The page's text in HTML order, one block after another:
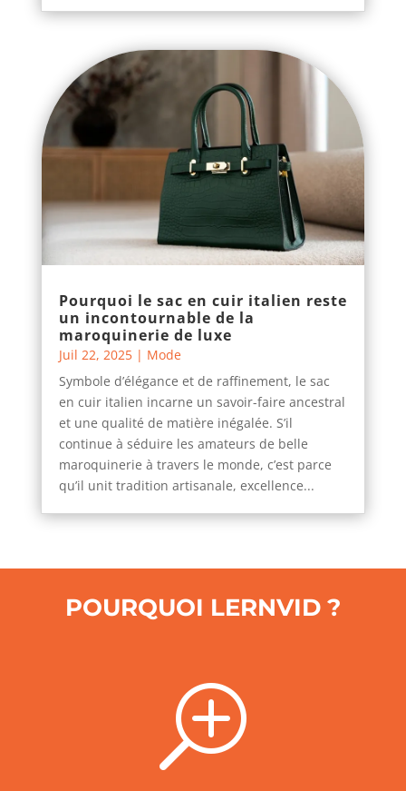
Pourquoi le sac en cuir italien reste
un incontournable de la
maroquinerie de luxe
Juil 22, 2025| Mode
Symbole d’élégance et de raffinement, le sac
en cuir italien incarne un savoir-faire ancestral
et une qualité de matière inégalée. S’il
continue à séduire les amateurs de belle
maroquinerie à travers le monde, c’est parce
qu’il unit tradition artisanale, excellence...
POURQUOI LERNVID ?
T